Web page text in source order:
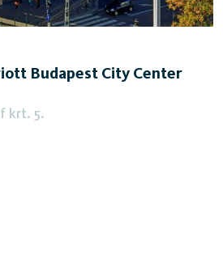
Budapest City Center
krt. 5.